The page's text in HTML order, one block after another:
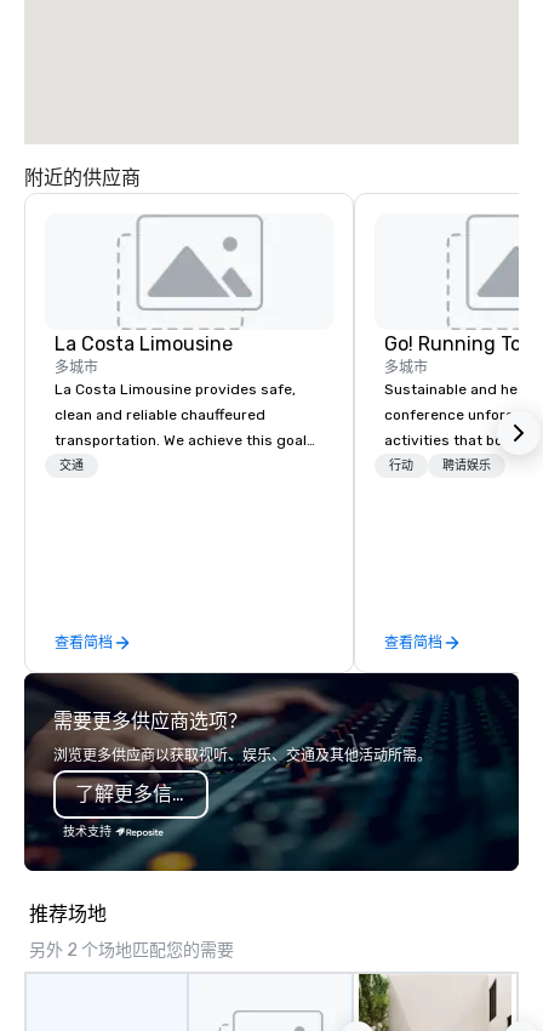
附近的供应商
La Costa Limousine
多城市
La Costa Limousine provides safe,
clean and reliable chauffeured
transportation. We achieve this goal
with highly trained chauffeurs, the
late model luxury vehicles to the
highly experienced and professional
team of chauffeurs and support staff;
you will know quality when you travel
with La Costa Limousine.
交通
查看简档
Go! Running
多城市
Sustainable and
conference
activities that boost
lower carbon
行动 聘请娱乐
查看简档
需要更多供应商选项？
浏览更多供应商以获取视听、娱乐、交通及其他活动所需。
了解更多信息
技术支持
推荐场地
另外 2 个场地匹配您的需要